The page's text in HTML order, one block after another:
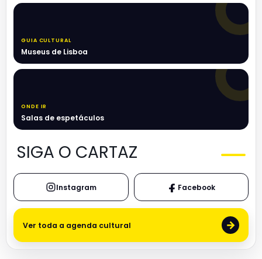
GUIA CULTURAL
Museus de Lisboa
ONDE IR
Salas de espetáculos
SIGA O CARTAZ
Instagram Facebook
Ver toda a agenda cultural →